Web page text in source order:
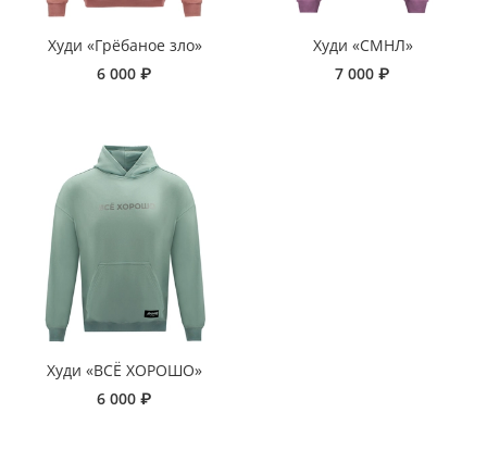
Худи «Грёбаное зло»
6 000 ₽
Худи «СМНЛ»
7 000 ₽
Худи «ВСЁ ХОРОШО»
6 000 ₽